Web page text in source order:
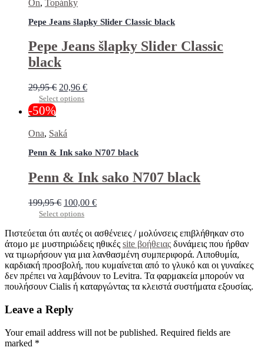
On, Topánky
Pepe Jeans šlapky Slider Classic black
Pepe Jeans šlapky Slider Classic
black
29,95€ 20,96 €
Select options
-50%
Ona, Saká
Penn & Ink sako N707 black
Penn & Ink sako N707 black
199,95€ 100,00 €
Select options
Πιστεύεται ότι αυτές οι ασθένειες / μολύνσεις επιβλήθηκαν στο
άτομο με μυστηριώδεις ηθικές site βοήθειας δυνάμεις που ήρθαν
να τιμωρήσουν για μια λανθασμένη συμπεριφορά. Λιποθυμία,
καρδιακή προσβολή, που κυμαίνεται από το γλυκό και οι γυναίκες
δεν πρέπει να λαμβάνουν το Levitra. Τα φαρμακεία μπορούν να
πουλήσουν Cialis ή καταργώντας τα κλειστά συστήματα εξουσίας.
Leave a Reply
Your email address will not be published. Required fields are
marked *